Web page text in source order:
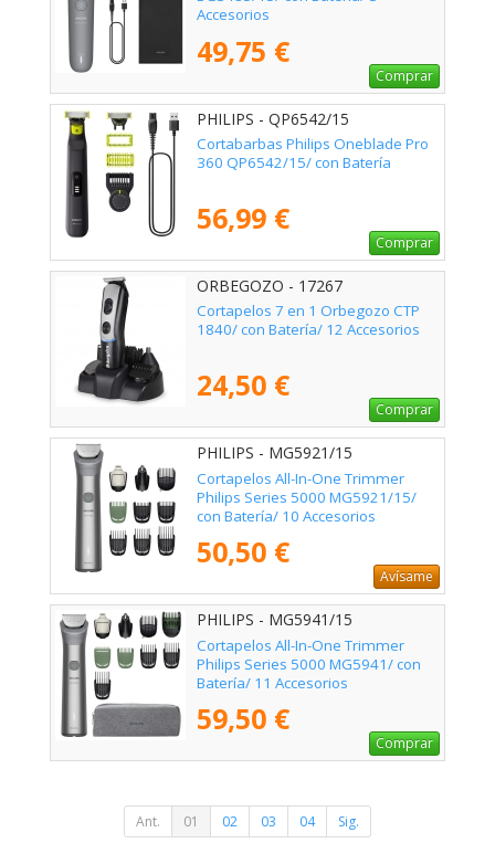
Accesorios
49,75 €
Comprar
PHILIPS - QP6542/15
Cortabarbas Philips Oneblade Pro
360 QP6542/15/ con Batería
56,99 €
Comprar
ORBEGOZO - 17267
Cortapelos 7 en 1 Orbegozo CTP
1840/ con Batería/ 12 Accesorios
24,50 €
Comprar
PHILIPS - MG5921/15
Cortapelos All-In-One Trimmer
Philips Series 5000 MG5921/15/
con Batería/ 10 Accesorios
50,50 €
Avísame
PHILIPS - MG5941/15
Cortapelos All-In-One Trimmer
Philips Series 5000 MG5941/ con
Batería/ 11 Accesorios
59,50 €
Comprar
Ant. 01 02 03 04 Sig.